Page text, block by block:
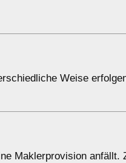
Weise
Maklerprovision anfällt.